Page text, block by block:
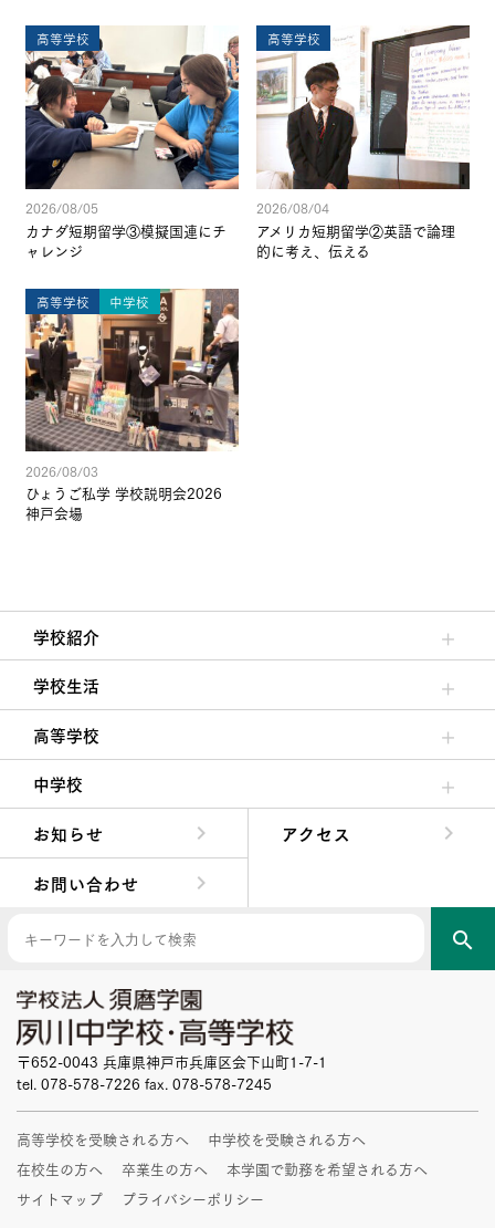
高等学校
2026/08/05
カナダ短期留学③模擬国連にチ
ャレンジ
高等学校
2026/08/04
アメリカ短期留学②英語で論理
的に考え、伝える
高等学校 中学校
2026/08/03
ひょうご私学 学校説明会2026
神戸会場
学校紹介
理事長/学園長メッセージ
安心して任せられる学校
沿革
施設・設備
大学合格実績
学校生活
クラブ活動・生徒会活動
夙川ブログ
制服紹介
夙川カレンダー
高等学校
高校校長からの挨拶
高校の教育方針／特色
特進コース／進学コース
年間行事
先輩たちの声・生徒たちの声
中学校
中学校長からの挨拶
中学校の教育方針／特色
Aコース／Bコース
年間行事
先輩たちの声・生徒たちの声
お知らせ
アクセス
お問い合わせ
search
〒652-0043 兵庫県神戸市兵庫区会下山町1-7-1
tel. 078-578-7226 fax. 078-578-7245
高等学校を受験される方へ
中学校を受験される方へ
在校生の方へ
卒業生の方へ
本学園で勤務を希望される方へ
サイトマップ
プライバシーポリシー